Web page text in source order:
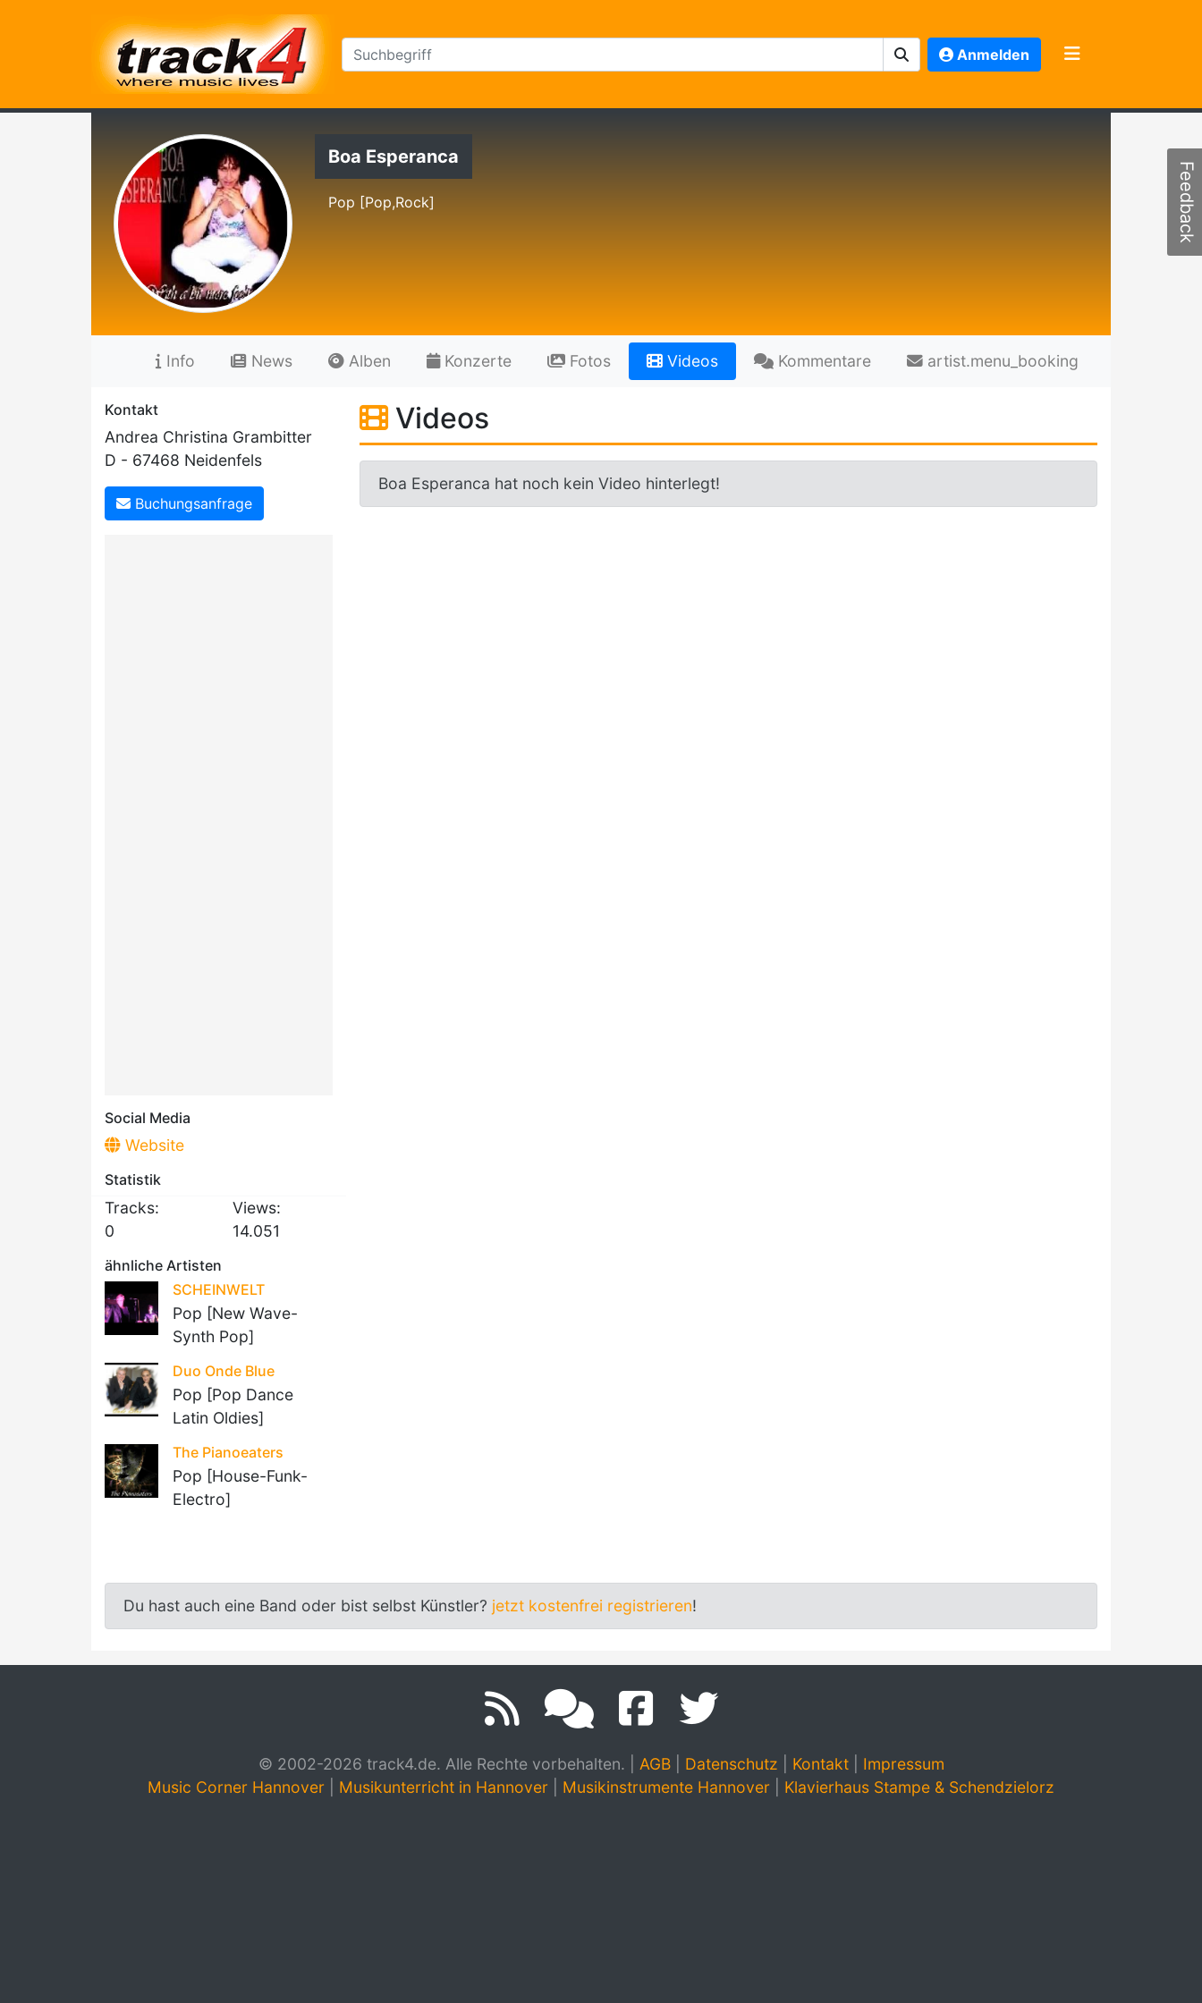
Anmelden
Boa Esperanca
Pop [Pop,Rock]
Info News Alben Konzerte Fotos Videos Kommentare artist.menu_booking
Kontakt
Andrea Christina Grambitter
D - 67468 Neidenfels
Buchungsanfrage
Social Media
Website
Statistik
Tracks:
0
Views:
14.051
ähnliche Artisten
SCHEINWELT
Pop [New Wave-
Synth Pop]
Duo Onde Blue
Pop [Pop Dance
Latin Oldies]
The Pianoeaters
Pop [House-Funk-
Electro]
Videos
Boa Esperanca hat noch kein Video hinterlegt!
Du hast auch eine Band oder bist selbst Künstler? jetzt kostenfrei registrieren!
© 2002-2026 track4.de. Alle Rechte vorbehalten. AGB| Datenschutz Kontakt| Impressum
Music Corner Hannover
Musikunterricht in Hannover Musikinstrumente Hannover Klavierhaus Stampe & Schendzielorz
Feedback